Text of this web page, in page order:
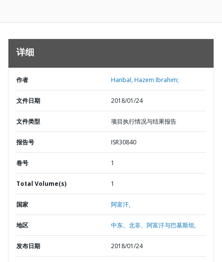
详细
作者 Hanbal, Hazem Ibrahim;
文件日期 2018/01/24
文件类型 项目执行情况与结果报告
报告号 ISR30840
卷号 1
Total Volume(s) 1
国家 阿富汗,
地区 中东、北非、阿富汗与巴基斯坦,
发布日期 2018/01/24